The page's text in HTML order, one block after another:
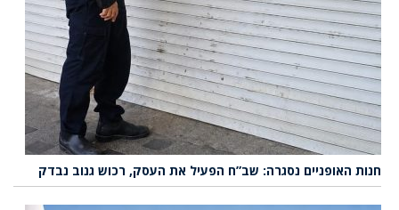
חנות האופניים נסגרה: שב”ח הפעיל את העסק, רכוש גנוב נבדק